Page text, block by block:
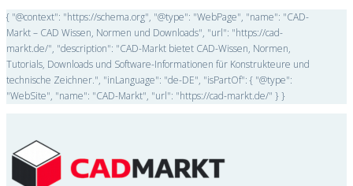
{ "@context": "https://schema.org", "@type": "WebPage", "name": "CAD-
Markt – CAD Wissen, Normen und Downloads", "url": "https://cad-
markt.de/", "description": "CAD-Markt bietet CAD-Wissen, Normen,
Tutorials, Downloads und Software-Informationen für Konstrukteure und
technische Zeichner.", "inLanguage": "de-DE", "isPartOf": { "@type":
"WebSite", "name": "CAD-Markt", "url": "https://cad-markt.de/" } }